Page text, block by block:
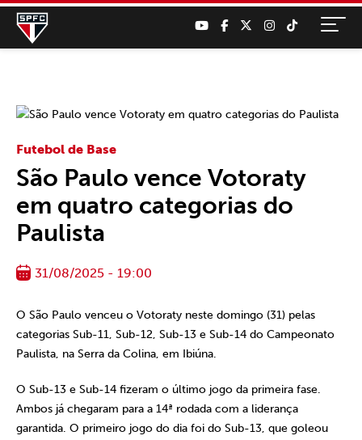
Futebol de Base
São Paulo vence Votoraty
em quatro categorias do
Paulista
31/08/2025 - 19:00
O São Paulo venceu o Votoraty neste domingo (31) pelas
categorias Sub-11, Sub-12, Sub-13 e Sub-14 do Campeonato
Paulista, na Serra da Colina, em Ibiúna.
O Sub-13 e Sub-14 fizeram o último jogo da primeira fase.
Ambos já chegaram para a 14ª rodada com a liderança
garantida. O primeiro jogo do dia foi do Sub-13, que goleou